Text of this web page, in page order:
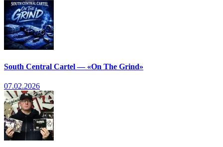
South Central Cartel — «On The Grind»
07.02.2026